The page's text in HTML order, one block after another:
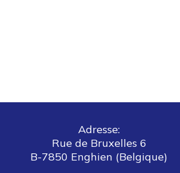
Adresse:
Rue de Bruxelles 6
B-7850 Enghien (Belgique)